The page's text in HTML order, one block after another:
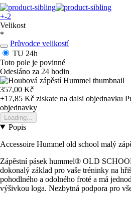
+-2
Velikost
*
Průvodce velikostí
TU 24h
Toto pole je povinné
Odesláno za 24 hodin
357,00 Kč
+17,85 Kč ziskate na dalsi objednavku
objednavky
Loading...
Popis
Accessoire Hummel old school malý
Zápěstní pásek hummel® OLD
dokonalý základ pro vaše tréninky na
pohodlného a odolného froté a má
výšivkou loga. Nezbytná podpora pro